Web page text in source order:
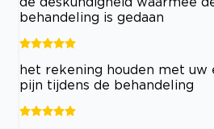
behandeling is gedaan
het rekening houden met uw
pijn tijdens de behandeling